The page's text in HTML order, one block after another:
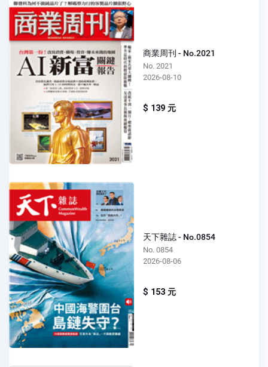
商業周刊 - No.2021
No. 2021
2026-08-10
$ 139 元
天下雜誌 - No.0854
No. 0854
2026-08-06
$ 153 元